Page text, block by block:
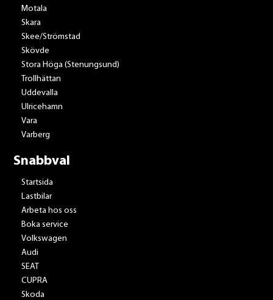
Motala
Skara
Skee/Strömstad
Skövde
Stora Höga (Stenungsund)
Trollhättan
Uddevalla
Ulricehamn
Vara
Varberg
Snabbval
Startsida
Lastbilar
Arbeta hos oss
Boka service
Volkswagen
Audi
SEAT
CUPRA
Skoda